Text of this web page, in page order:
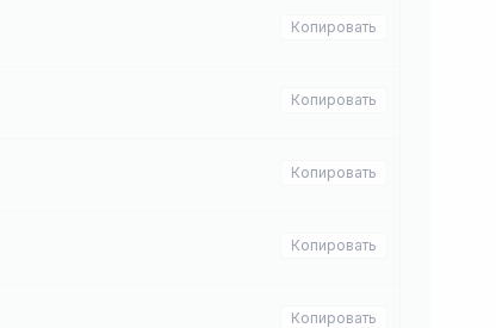
Копировать
Копировать
Копировать
Копировать
Копировать